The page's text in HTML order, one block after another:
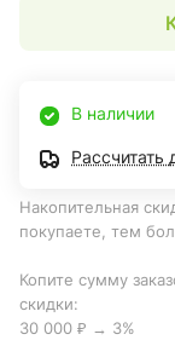
В наличии
Рассчитать
Накопительная
покупаете, тем
Копите сумму
скидки:
30 000 ₽ → 3%